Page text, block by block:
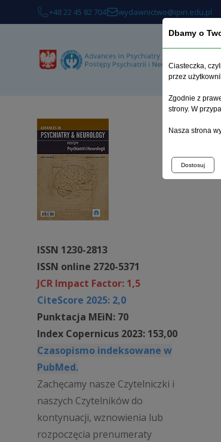
+48 22 45 82 704 wydawnictwo@ipin.edu.pl
ISSN 1230-2813
ISSN online 2720-5371
JCR Impact Factor: 1,5
CiteScore 2025: 2,0
Punktacja MEiN: 70
Index Copernicus 2023: 153,00
Czasopismo indeksowane w
PubMed.
Zachęcamy nasze Czytelniczki i
naszych Czytelników do
kontynuacji, wznowienia lub
rozpoczęcia prenumeraty
Dbamy o
Ciasteczka,
przez
Zgodnie z
strony. W
Nasza strona
Dostosuj